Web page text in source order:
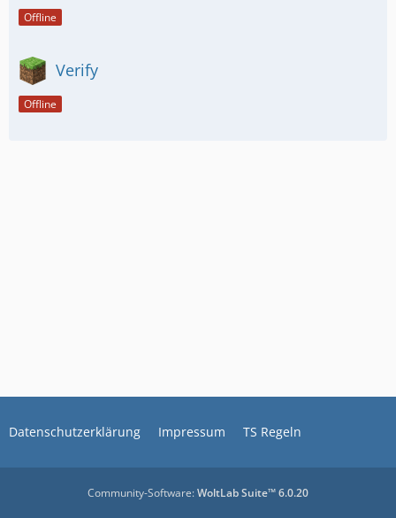
Offline
Verify
Offline
Datenschutzerklärung Impressum TS Regeln
Community-Software:WoltLab Suite™ 6.0.20